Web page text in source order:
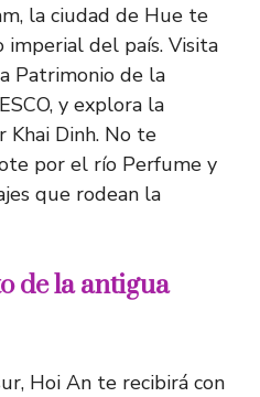
la ciudad de Hue te
imperial del país. Visita
Patrimonio de la
y explora la
Khai Dinh. No te
por el río Perfume y
que rodean la
de la antigua
Hoi An te recibirá con